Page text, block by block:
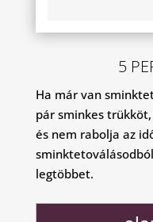
5
Ha már van
pár sminkes
és nem rabolja az
legtöbbet.